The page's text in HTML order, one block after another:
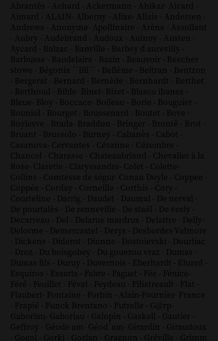
Abrantès - Achard - Ackermann - Ahikar- Aicard -
Aimard - ALAIN- Alberny - Alixe- Allais - Andersen -
Andrews - Anonyme- Apollinaire - Arène - Assollant
- Aubry - Audebrand - Audoux - Aulnoy - Austen -
Aycard - Balzac - Banville - Barbey d aurevilly -
Barbusse - Baudelaire - Bazin - Beauvoir - Beecher
stowe - Bégonia ´´lili´´ - Bellême - Beltran - Bentzon
- Bergerat - Bernard - Bernède - Bernhardt - Berthet
- Berthoud - Bible- Binet- Bizet - Blasco ibanez -
Bleue- Bloy - Boccace- Boileau - Borie - Bouguier -
Bouniol - Bourget - Boussenard - Boutet - Bove -
Boylesve - Brada- Braddon - Bringer - Brontë - Brot -
Bruant - Brussolo - Burney - Cabanès - Cabot -
Casanova- Cervantes - Césanne - Cézembre -
Chancel - Charasse - Chateaubriand - Chevalier à la
Rose- Claretie - Claryssandre- Colet - Colette-
Collins - Comtesse de ségur- Conan Doyle - Coppee -
Coppée - Corday - Corneille - Corthis - Cory -
Courteline - Darrig - Daudet - Daumal - De nerval -
De pourtalès - De renneville - De staël - De vesly -
Decarreau - Del - Delarue mardrus - Delattre - Delly-
Delorme - Demercastel - Derys - Desbordes Valmore
- Dickens - Diderot - Dionne - Dostoïevski - Dourliac
- Droz - Du boisgobey - Du gouezou vraz - Dumas -
Dumas fils - Duruy - Duvernois - Eberhardt - Eluard -
Esquiros - Essarts - Fabre - Faguet - Fée - Fénice-
Féré - Feuillet - Féval - Feydeau - Filiatreault - Flat -
Flaubert- Fontaine - Forbin - Alain-Fournier- France
- Frapié - Funck Brentano - Futrelle - G@rp-
Gaboriau- Gaboriau - Galopin - Gaskell - Gautier -
Geffroy - Géode am- Géod´am- Girardin - Giraudoux
- Gogol - Gorki - Gozlan - Gragnon - Gréville - Grimm